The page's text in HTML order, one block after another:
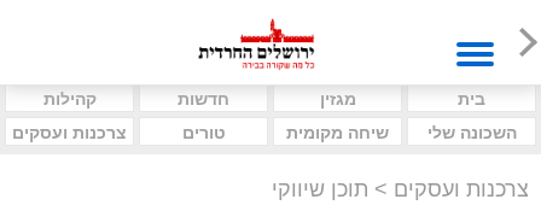
בית מגזין חדשות
קהילות
השכונה שלי
שיחה מקומית טורים צרכנות ועסקים
צרכנות ועסקים > תוכן שיווקי